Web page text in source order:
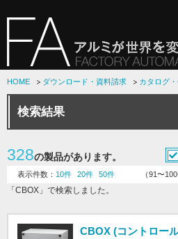
HOME ダウンロード・資料請求 カタログ
検索結果
328の製品があります。
表示件数： 10件 20件 50件 （91〜
「CBOX」で検索しました。
CBOX (コントロー